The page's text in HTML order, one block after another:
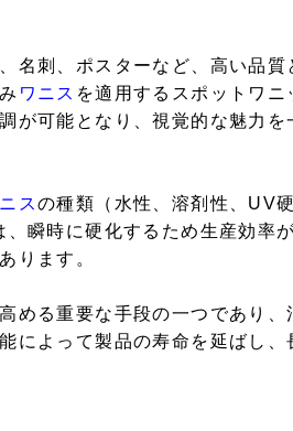
、名刺、ポスターなど、高い品質
ワニス を適用するスポットワニ
が可能となり、視覚的な魅力を
スの種類（水性、溶剤性、UV
、瞬時に硬化するため生産効率
ります。
める重要な手段の一つであり、
によって製品の寿命を延ばし、